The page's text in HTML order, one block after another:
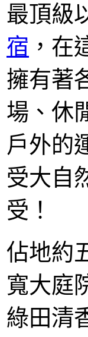
最頂級
宿 ，在
擁有著
場、休
戶外的
受大自
受！
佔地約
寬大庭
綠田清